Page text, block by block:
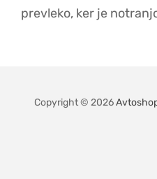
prevleko, ker je
Copyright © 2026